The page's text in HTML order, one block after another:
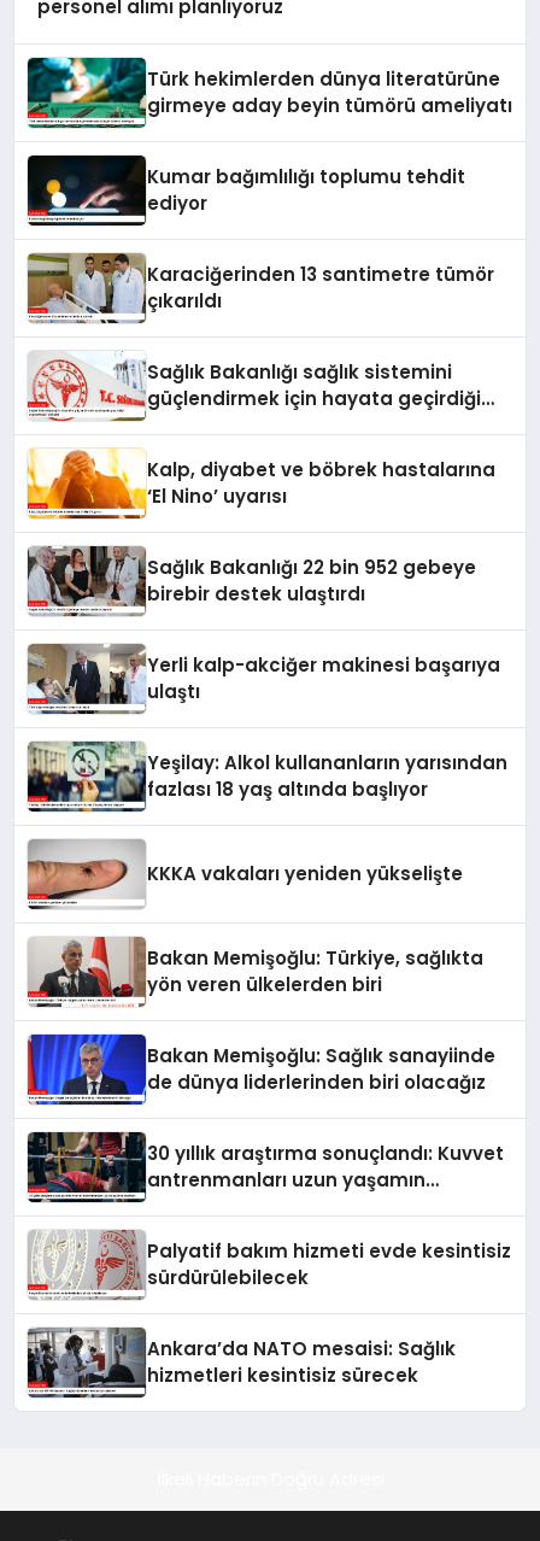
personel alımı planlıyoruz
Türk hekimlerden dünya literatürüne
girmeye aday beyin tümörü ameliyatı
Kumar bağımlılığı toplumu tehdit
ediyor
Karaciğerinden 13 santimetre tümör
çıkarıldı
Sağlık Bakanlığı sağlık sistemini
güçlendirmek için hayata geçirdiği
Kalp, diyabet ve böbrek hastalarına
‘El Nino’ uyarısı
Sağlık Bakanlığı 22 bin 952 gebeye
birebir destek ulaştırdı
Yerli kalp-akciğer makinesi başarıya
ulaştı
Yeşilay: Alkol kullananların yarısından
fazlası 18 yaş altında başlıyor
KKKA vakaları yeniden yükselişte
Bakan Memişoğlu: Türkiye, sağlıkta
yön veren ülkelerden biri
Bakan Memişoğlu: Sağlık sanayiinde
de dünya liderlerinden biri olacağız
30 yıllık araştırma sonuçlandı: Kuvvet
antrenmanları uzun yaşamın
Palyatif bakım hizmeti evde kesintisiz
sürdürülebilecek
Ankara’da NATO mesaisi: Sağlık
hizmetleri kesintisiz sürecek